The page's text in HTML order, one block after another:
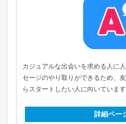
カジュアルな出会いを求める人に
セージのやり取りができるため、
らスタートしたい人に向いています
詳細ペー